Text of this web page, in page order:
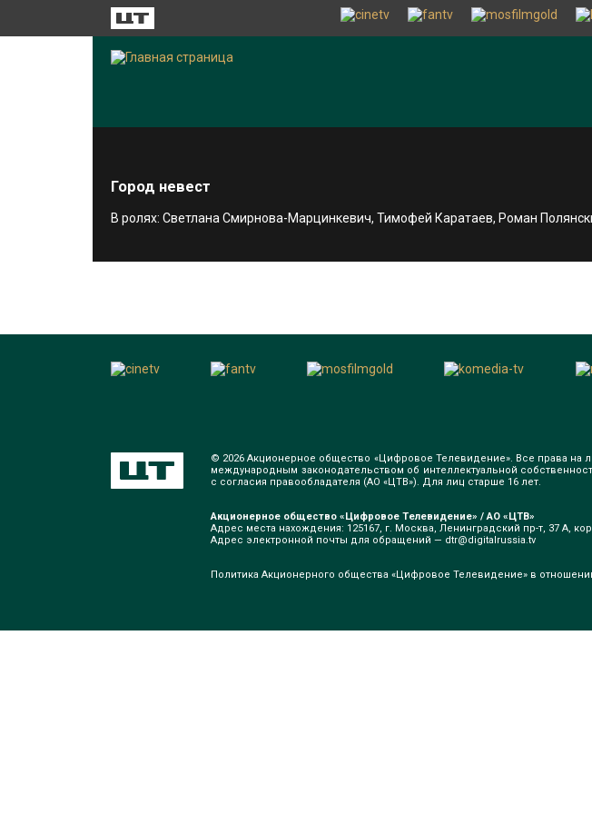
Город невест
В ролях: Светлана Смирнова-Марцинкевич, Тимофей Каратаев, Роман
© 2026 Акционерное общество «Цифровое Телевидение». Все права
международным законодательством об интеллектуальной
с согласия правообладателя (АО «ЦТВ»). Для лиц старше 16 лет.
Акционерное общество «Цифровое Телевидение» / АО «ЦТВ»
Адрес места нахождения: 125167, г. Москва, Ленинградский пр-т, 37 А,
Адрес электронной почты для обращений — dtr@digitalrussia.tv
Политика Акционерного общества «Цифровое Телевидение» в